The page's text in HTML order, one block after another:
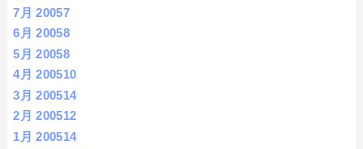
7月 20057
6月 20058
5月 20058
4月 200510
3月 200514
2月 200512
1月 200514